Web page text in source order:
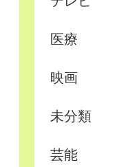
医療
映画
未分類
芸能